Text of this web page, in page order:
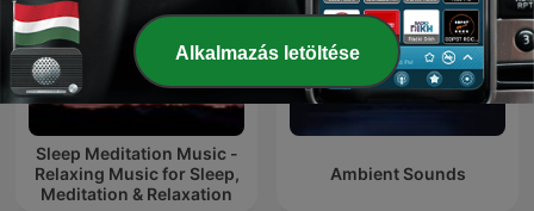
Sleep Meditation Music -
Relaxing Music for Sleep,
Meditation & Relaxation
Ambient Sounds
Alkalmazás letöltése